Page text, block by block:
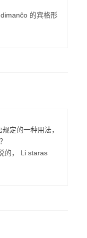
的宾格形
定的一种用法，
的， Li staras